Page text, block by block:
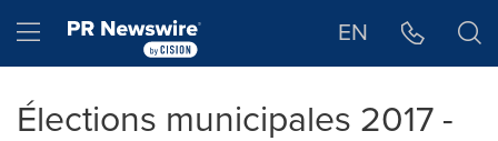
Hamburger menu EN
Élections municipales 2017 -